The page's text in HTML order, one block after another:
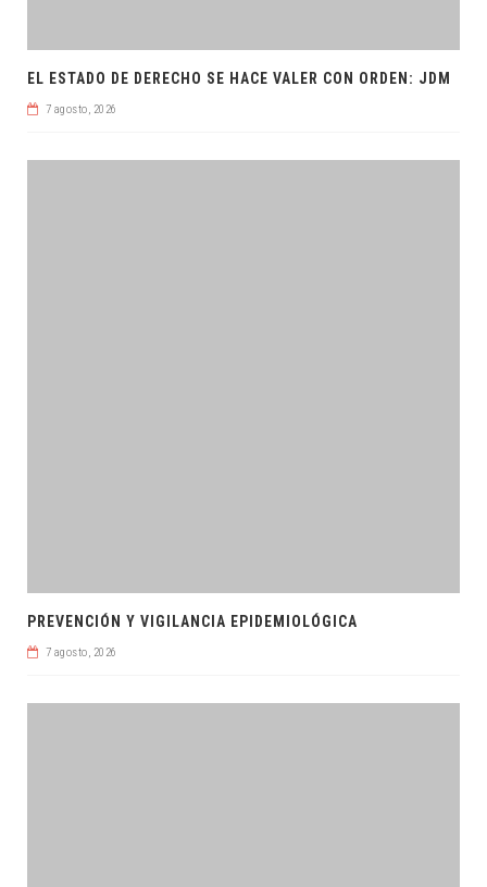
EL ESTADO DE DERECHO SE HACE VALER CON ORDEN: JDM
7 agosto, 2026
PREVENCIÓN Y VIGILANCIA EPIDEMIOLÓGICA
7 agosto, 2026